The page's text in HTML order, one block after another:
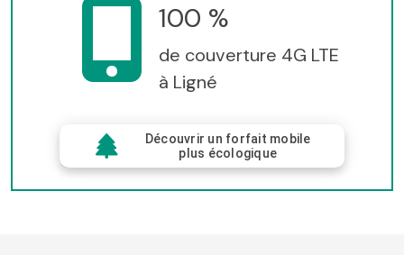
100 %
de couverture 4G LTE
à Ligné
Découvrir un forfait mobile
plus écologique